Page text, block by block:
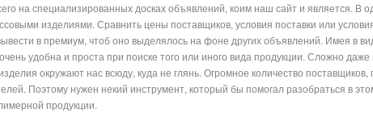
на специализированных досках объявлений, коим наш сайт и является. В
изделиями. Сравнить цены поставщиков, условия поставки или
в премиум, чтоб оно выделялось на фоне других объявлений. Имея в
удобна и проста при поиске того или иного вида продукции. Сложно
окружают нас всюду, куда не глянь. Огромное количество
Поэтому нужен некий инструмент, который бы помогал разобраться в
сайт по